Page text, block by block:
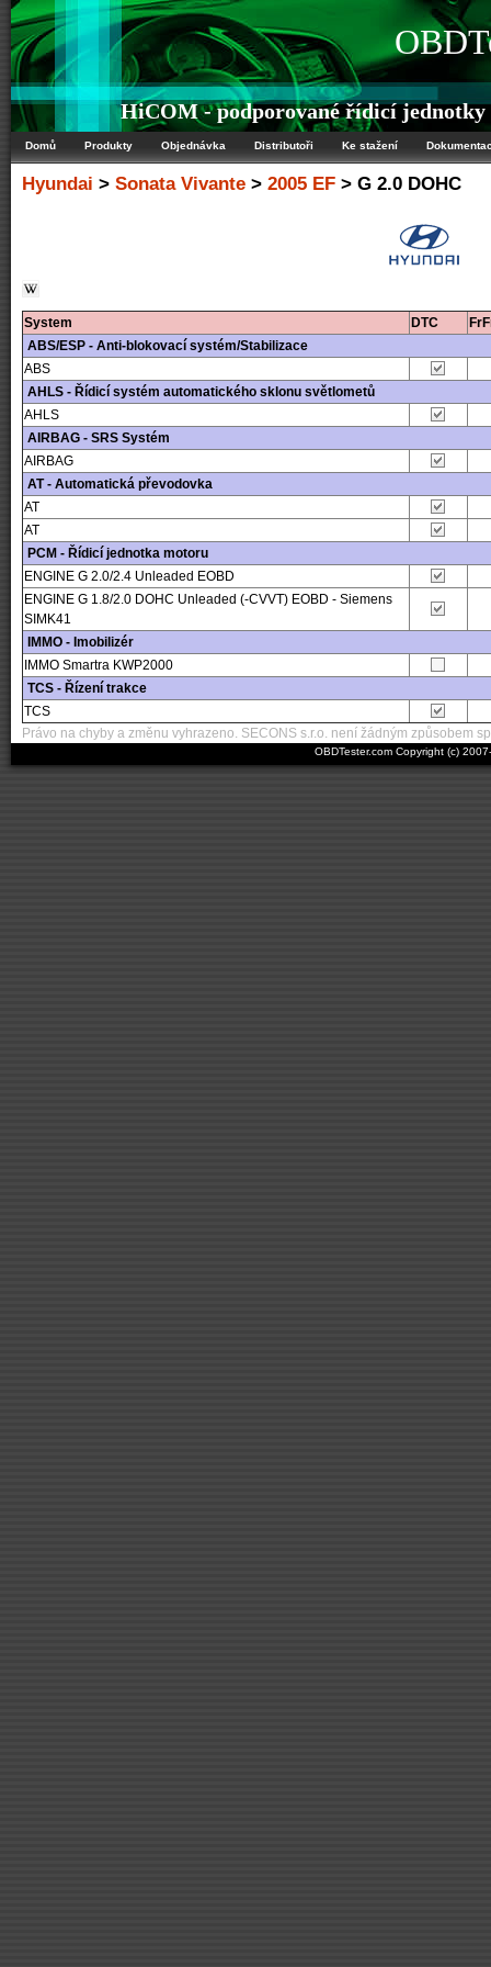
HiCOM - podporované řídicí jednotky
Domů Produkty Objednávka Distributoři Ke stažení
Hyundai > Sonata Vivante > 2005 EF > G 2.0 DOHC
System DTC
ABS/ESP - Anti-blokovací systém/Stabilizace
ABS
AHLS - Řídicí systém automatického sklonu světlometů
AHLS
AIRBAG - SRS Systém
AIRBAG
AT - Automatická převodovka
AT
AT
PCM - Řídicí jednotka motoru
ENGINE G 2.0/2.4 Unleaded EOBD
ENGINE G 1.8/2.0 DOHC Unleaded (-CVVT) EOBD - Siemens
SIMK41
IMMO - Imobilizér
IMMO Smartra KWP2000
TCS - Řízení trakce
TCS
Právo na chyby a změnu vyhrazeno. SECONS s.r.o. není žádným způsobem
OBDTester.com Copyright (c)